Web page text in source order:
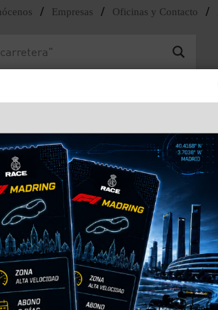
/ Empresas / Oficinas y Contacto /
servicio de